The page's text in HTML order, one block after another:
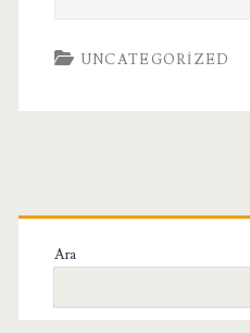
UNCATEGORIZED
Birincil
Yan
Menü
Ara